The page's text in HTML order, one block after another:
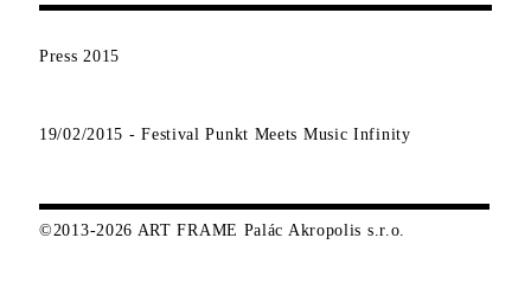
Press 2015
19/02/2015 -Festival Punkt Meets Music Infinity
©2013-2026 ART FRAME Palác Akropolis s.r.o.